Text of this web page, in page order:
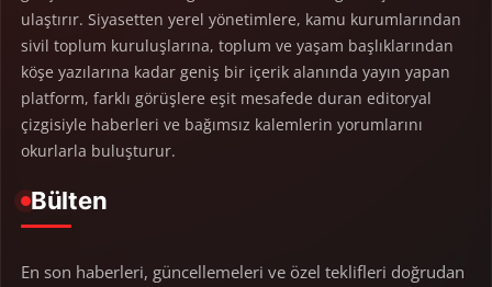
ulaştırır. Siyasetten yerel yönetimlere, kamu kurumlarından
sivil toplum kuruluşlarına, toplum ve yaşam başlıklarından
köşe yazılarına kadar geniş bir içerik alanında yayın yapan
platform, farklı görüşlere eşit mesafede duran editoryal
çizgisiyle haberleri ve bağımsız kalemlerin yorumlarını
okurlarla buluşturur.
Bülten
En son haberleri, güncellemeleri ve özel teklifleri doğrudan